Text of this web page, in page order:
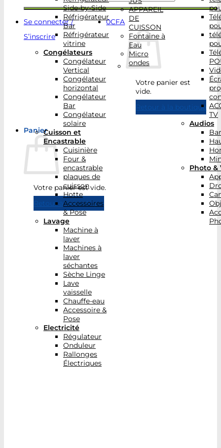
Se connecter /
S’inscrire
0CFA
Votre panier est
vide.
Retour à la boutique
Panier
Votre panier est vide.
Retour à la boutique
Side-by-Side
Réfrigérateur
Bar
Réfrigérateur
vitrine
Congélateurs
Congélateur
Vertical
Congélateur
horizontal
Congélateur
Bar
Congélateur
solaire
Cuisson et
Encastrable
Cuisinière
Four &
encastrable
plaques de
cuisson
Hotte
Accessoires
& Pose
Lavage
Machine à
laver
Machines à
laver
séchantes
Sèche Linge
Lave
vaisselle
Chauffe-eau
Accessoire &
Pose
Electricité
Régulateur
Onduleur
Rallonges
Électriques
APPAREIL
DE
CUISSON
Fontaine à
Eau
Micro
ondes
TV
Audios
Photo &